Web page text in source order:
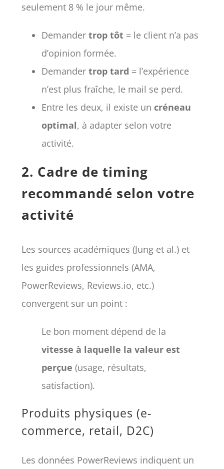
seulement 8 % le jour même.
Demander trop tôt= le client n’a pas
d’opinion formée.
Demander trop tard = l’expérience
n’est plus fraîche, le mail se perd.
Entre les deux, il existe un créneau
optimal, à adapter selon votre
activité.
2. Cadre de timing
recommandé selon votre
activité
Les sources académiques (Jung et al.) et
les guides professionnels (AMA,
PowerReviews, Reviews.io, etc.)
convergent sur un point :
Le bon moment dépend de la
vitesse à laquelle la valeur est
perçue (usage, résultats,
satisfaction).
Produits physiques (e-
commerce, retail, D2C)
Les données PowerReviews indiquent un